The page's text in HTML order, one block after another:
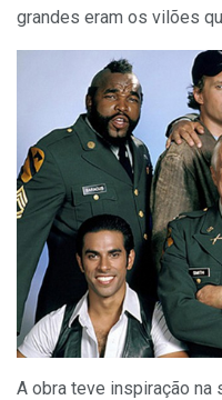
grandes eram os vilões
A obra teve inspiração na